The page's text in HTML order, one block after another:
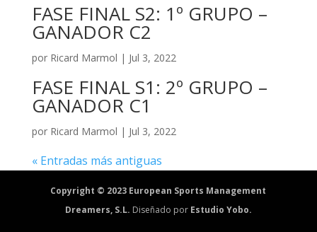
FASE FINAL S2: 1º GRUPO –
GANADOR C2
por Ricard Marmol | Jul 3, 2022
FASE FINAL S1: 2º GRUPO –
GANADOR C1
por Ricard Marmol | Jul 3, 2022
« Entradas más antiguas
Copyright © 2023 European Sports Management
Dreamers, S.L. Diseñado por Estudio Yobo.